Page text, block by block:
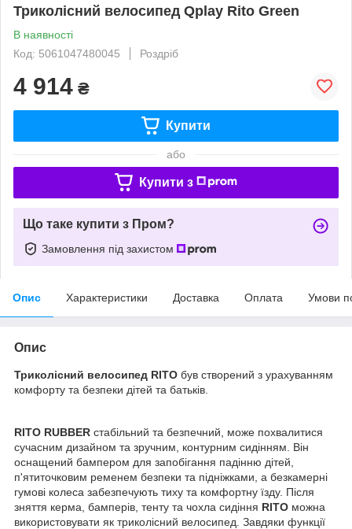
Триколісний велосипед Qplay Rito Green
В наявності
Код: 5061047480045
Роздріб
4 914 ₴
Купити
або
Купити з
Що таке купити з Пром?
Замовлення під захистом
Опис Характеристики Доставка Оплата Умови
Опис
Триколісний велосипед RITO був створений з урахуванням
комфорту та безпеки дітей та батьків.
RITO RUBBER стабільний та безпечний, може похвалитися
сучасним дизайном та зручним, контурним сидінням. Він
оснащений бампером для запобігання падінню дітей,
п'ятиточковим ременем безпеки та підніжками, а безкамерні
гумові колеса забезпечують тиху та комфортну їзду. Після
зняття керма, бамперів, тенту та чохла сидіння RITO можна
використовувати як триколісний велосипед. Завдяки функції